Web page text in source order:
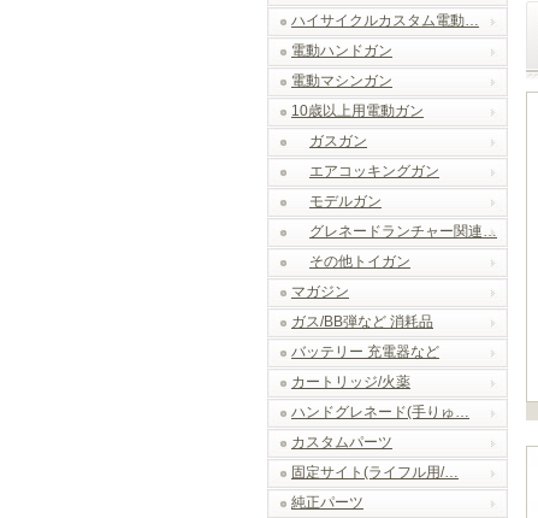
ハイサイクルカスタム電動…
電動ハンドガン
電動マシンガン
10歳以上用電動ガン
ガスガン
エアコッキングガン
モデルガン
グレネードランチャー関連…
その他トイガン
マガジン
ガス/BB弾など 消耗品
バッテリー 充電器など
カートリッジ/火薬
ハンドグレネード(手りゅ…
カスタムパーツ
固定サイト(ライフル用/…
純正パーツ